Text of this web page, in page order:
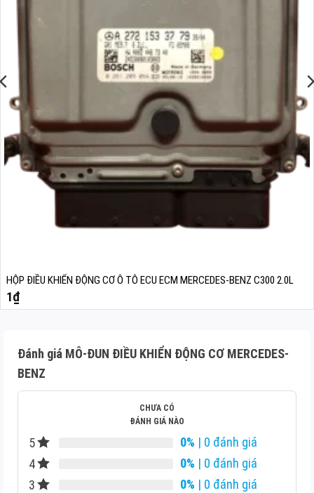
HỘP ĐIỀU KHIỂN ĐỘNG CƠ Ô TÔ ECU ECM MERCEDES-BENZ C300 2.0L
1₫
Đánh giá MÔ-ĐUN ĐIỀU KHIỂN ĐỘNG CƠ MERCEDES-
BENZ
CHƯA CÓ
ĐÁNH GIÁ NÀO
5 0% | 0 đánh giá
4
0% | 0 đánh giá
3
0% | 0 đánh giá